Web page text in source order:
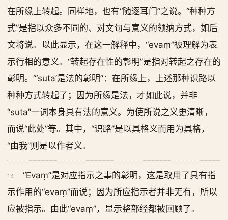
在所缘上转起。同样地，也有“随逐耳门”之说。“种种方
式”是指以众多不同的、对文句与意义的领纳方式，如后
文将说。以此显示，在这一解释中，“evaṃ”被理解为表
示行相的意义。“转起存在性的彰明”是指对转起之存在的
彰明。“‘suta’是法的彰明”：在所缘上，上述那种识路以
种种方式转起了；因为所缘是法，才如此说，并非
“suta”一词本身具有法的意义。为使所说之义更清晰，
而说“此处”等。其中，“识路”是以具格义而用为具格，
“由我”则是以作者义。
14
“Evaṃ”是对应指示之事的彰明，这是取用了具有指
示作用的“evaṃ”而说；因为所应指示者并非无有，所以
应被指示。由此“evaṃ”，显示整部经都被回顾了。